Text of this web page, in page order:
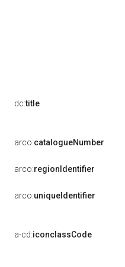
dc:title
arco:catalogueNumber
arco:regionIdentifier
arco:uniqueIdentifier
a-cd:iconclassCode